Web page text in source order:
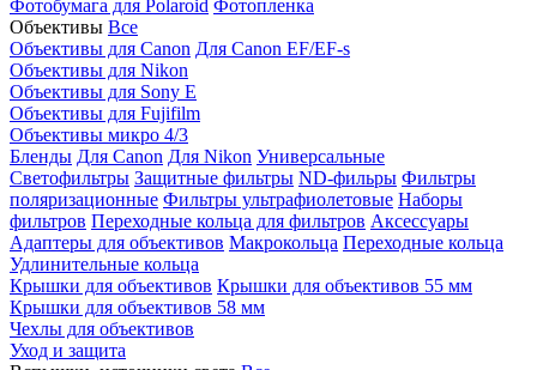
Фотобумага для Polaroid Фотопленка
Объективы Все
Объективы для Canon Для Canon EF/EF-s
Объективы для Nikon
Объективы для Sony E
Объективы для Fujifilm
Объективы микро 4/3
Бленды Для Canon Для Nikon Универсальные
Светофильтры Защитные фильтры ND-фильры Фильтры
поляризационные Фильтры ультрафиолетовые Наборы
фильтров Переходные кольца для фильтров Аксессуары
Адаптеры для объективов Макрокольца Переходные кольца
Удлинительные кольца
Крышки для объективов Крышки для объективов 55 мм
Крышки для объективов 58 мм
Чехлы для объективов
Уход и защита